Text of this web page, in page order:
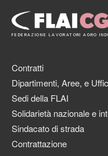
FEDERAZIONE LAVORATORI AGRO
Contratti
Dipartimenti, Aree, e
Sedi della FLAI
Solidarietà nazionale e
Sindacato di strada
Contrattazione